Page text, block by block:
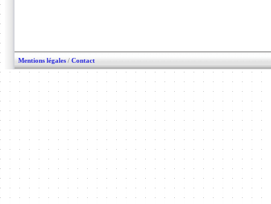
Mentions légales / Contact